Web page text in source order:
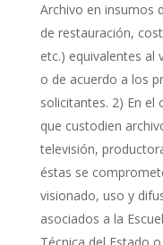
Archivo en insumos
de restauración,
etc.) equivalentes al
o de acuerdo a los
solicitantes. 2) En el
que custodien
televisión,
éstas se
visionado, uso y
asociados a la